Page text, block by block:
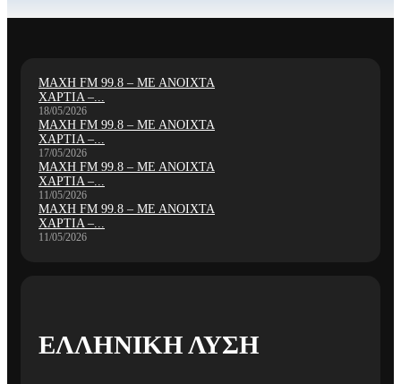
ΜΑΧΗ FM 99.8 – ΜΕ ΑΝΟΙΧΤΑ
ΧΑΡΤΙΑ –...
18/05/2026
ΜΑΧΗ FM 99.8 – ΜΕ ΑΝΟΙΧΤΑ
ΧΑΡΤΙΑ –...
17/05/2026
ΜΑΧΗ FM 99.8 – ΜΕ ΑΝΟΙΧΤΑ
ΧΑΡΤΙΑ –...
11/05/2026
ΜΑΧΗ FM 99.8 – ΜΕ ΑΝΟΙΧΤΑ
ΧΑΡΤΙΑ –...
11/05/2026
ΕΛΛΗΝΙΚΗ ΛΥΣΗ